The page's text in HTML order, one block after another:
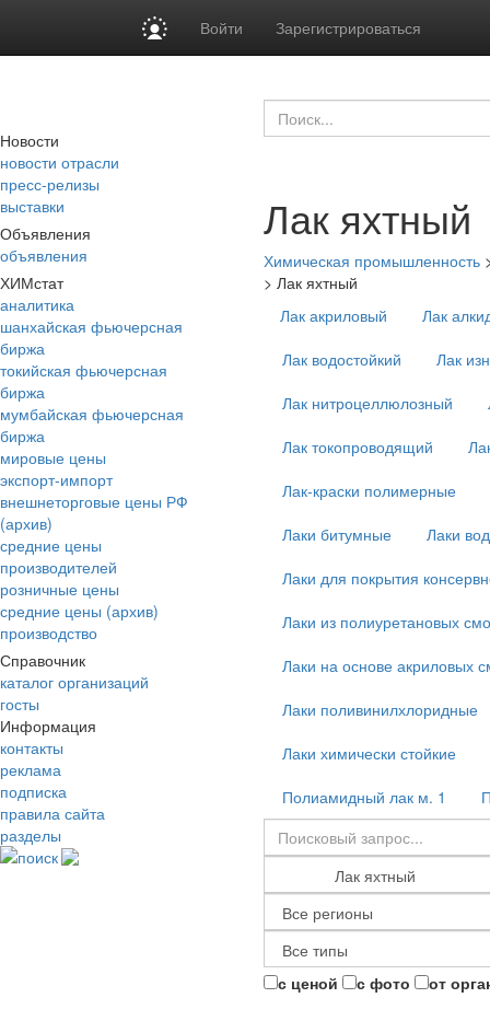
Войти Зарегистрироваться
Новости
новости отрасли
пресс-релизы
выставки
Объявления
объявления
ХИМстат
аналитика
шанхайская фьючерсная
биржа
токийская фьючерсная
биржа
мумбайская фьючерсная
биржа
мировые цены
экспорт-импорт
внешнеторговые цены РФ
(архив)
средние цены
производителей
розничные цены
средние цены (архив)
производство
Справочник
каталог организаций
госты
Информация
контакты
реклама
подписка
правила сайта
разделы
поиск
Лак яхтный
Химическая промышленность
> Лак яхтный
Лак акриловый
Лак
Лак водостойкий
Лак
Лак нитроцеллюлозный
Лак токопроводящий
Лак-краски полимерные
Лаки битумные
Лаки
Лаки для покрытия
Лаки из полиуретановых
Лаки на основе акриловых
Лаки поливинилхлоридные
Лаки химически стойкие
Полиамидный лак м. 1
с ценой с фото от